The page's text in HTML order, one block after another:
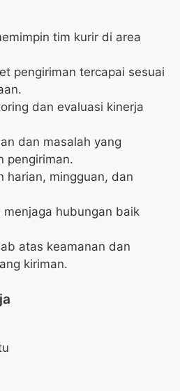
tim kurir di area
pengiriman tercapai sesuai
dan evaluasi kinerja
dan masalah yang
pengiriman.
harian, mingguan, dan
hubungan baik
atas keamanan dan
kiriman.